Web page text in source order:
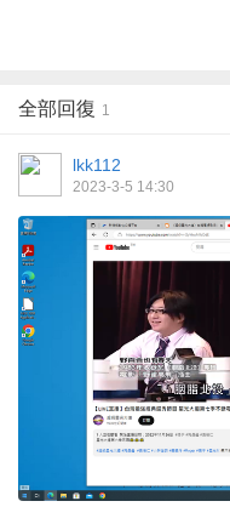
全部回復 1
lkk112
2023-3-5 14:30